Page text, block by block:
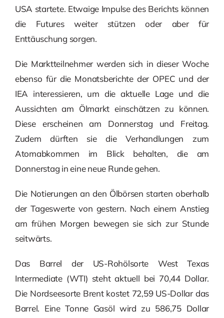
USA startete. Etwaige Impulse des Berichts können
die Futures weiter stützen oder aber für
Enttäuschung sorgen.
Die Marktteilnehmer werden sich in dieser Woche
ebenso für die Monatsberichte der OPEC und der
IEA interessieren, um die aktuelle Lage und die
Aussichten am Ölmarkt einschätzen zu können.
Diese erscheinen am Donnerstag und Freitag.
Zudem dürften sie die Verhandlungen zum
Atomabkommen im Blick behalten, die am
Donnerstag in eine neue Runde gehen.
Die Notierungen an den Ölbörsen starten oberhalb
der Tageswerte von gestern. Nach einem Anstieg
am frühen Morgen bewegen sie sich zur Stunde
seitwärts.
Das Barrel der US-Rohölsorte West Texas
Intermediate (WTI) steht aktuell bei 70,44 Dollar.
Die Nordseesorte Brent kostet 72,59 US-Dollar das
Barrel. Eine Tonne Gasöl wird zu 586,75 Dollar